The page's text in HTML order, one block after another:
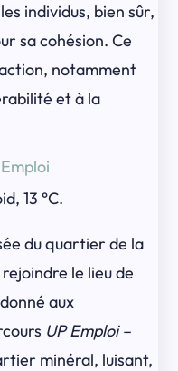
individus, bien sûr,
sa cohésion. Ce
notamment
et à la
13 °C.
du quartier de la
le lieu de
aux
UP Emploi –
minéral, luisant,